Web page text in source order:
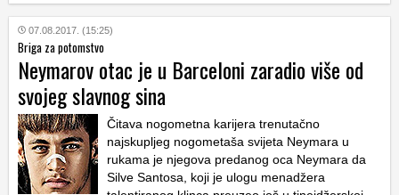
07.08.2017. (15:25)
Briga za potomstvo
Neymarov otac je u Barceloni zaradio više od
svojeg slavnog sina
Čitava nogometna karijera trenutačno
najskupljeg nogometaša svijeta Neymara u
rukama je njegova predanog oca Neymara da
Silve Santosa, koji je ulogu menadžera